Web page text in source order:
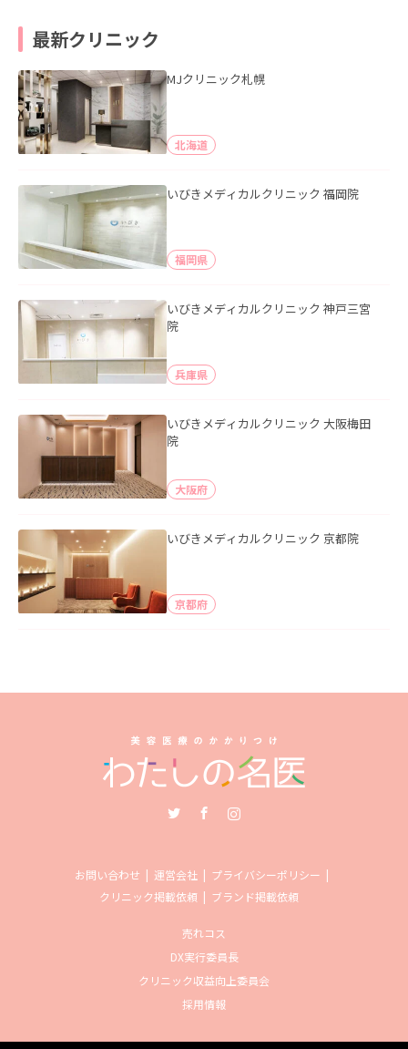
最新クリニック
MJクリニック札幌
北海道
いびきメディカルクリニック 福岡院
福岡県
いびきメディカルクリニック 神戸三宮
院
兵庫県
いびきメディカルクリニック 大阪梅田
院
大阪府
いびきメディカルクリニック 京都院
京都府
お問い合わせ 運営会社
プライバシーポリシー
クリニック掲載依頼
ブランド掲載依頼
売れコス
DX実行委員長
クリニック収益向上委員会
採用情報